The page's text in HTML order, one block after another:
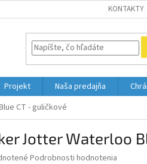
KONTAKTY
Projekt Naša predajňa
CT - guličkové
Jotter Waterloo
Podrobnosti hodnotenia